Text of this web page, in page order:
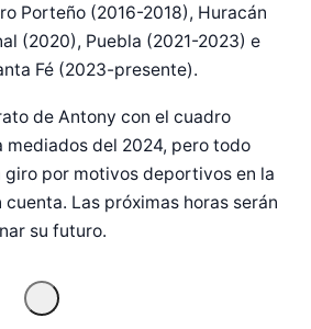
Porteño (2016-2018), Huracán
(2020), Puebla (2021-2023) e
Fé (2023-presente).
de Antony con el cuadro
mediados del 2024, pero todo
giro por motivos deportivos en la
Las próximas horas serán
su futuro.
Diseñado por Shiro